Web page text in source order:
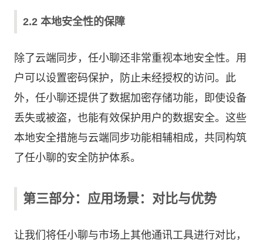
2.2 本地安全性的保障
除了云端同步，任小聊还非常重视本地安全性。用
户可以设置密码保护，防止未经授权的访问。此
外，任小聊还提供了数据加密存储功能，即使设备
丢失或被盗，也能有效保护用户的数据安全。这些
本地安全措施与云端同步功能相辅相成，共同构筑
了任小聊的安全防护体系。
第三部分：应用场景：对比与优势
让我们将任小聊与市场上其他通讯工具进行对比，